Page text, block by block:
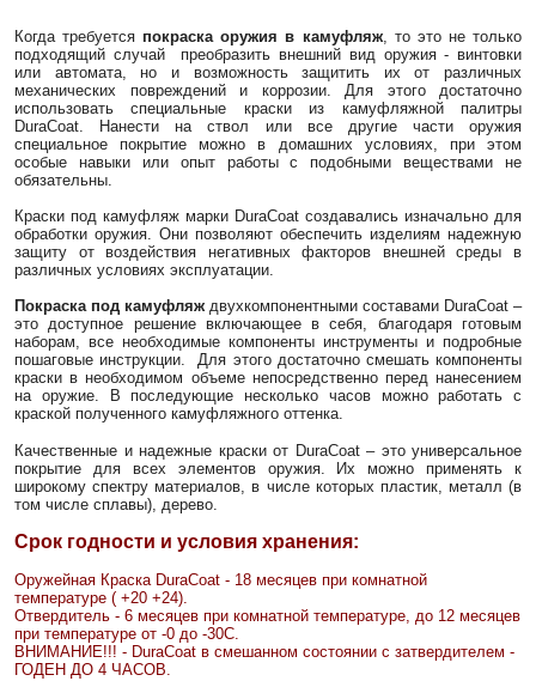
Когда требуется покраска оружия в камуфляж, то это не только
подходящий случай преобразить внешний вид оружия - винтовки
или автомата, но и возможность защитить их от различных
механических повреждений и коррозии. Для этого достаточно
использовать специальные краски из камуфляжной палитры
DuraCoat. Нанести на ствол или все другие части оружия
специальное покрытие можно в домашних условиях, при этом
особые навыки или опыт работы с подобными веществами не
обязательны.
Краски под камуфляж марки DuraCoat создавались изначально для
обработки оружия. Они позволяют обеспечить изделиям надежную
защиту от воздействия негативных факторов внешней среды в
различных условиях эксплуатации.
Покраска под камуфляж двухкомпонентными составами DuraCoat –
это доступное решение включающее в себя, благодаря готовым
наборам, все необходимые компоненты инструменты и подробные
пошаговые инструкции. Для этого достаточно смешать компоненты
краски в необходимом объеме непосредственно перед нанесением
на оружие. В последующие несколько часов можно работать с
краской полученного камуфляжного оттенка.
Качественные и надежные краски от DuraCoat – это универсальное
покрытие для всех элементов оружия. Их можно применять к
широкому спектру материалов, в числе которых пластик, металл (в
том числе сплавы), дерево.
Срок годности и условия хранения:
Оружейная Краска DuraCoat - 18 месяцев при комнатной
температуре ( +20 +24).
Отвердитель - 6 месяцев при комнатной температуре, до 12 месяцев
при температуре от -0 до -30С.
ВНИМАНИЕ!!! - DuraCoat в смешанном состоянии с затвердителем -
ГОДЕН ДО 4 ЧАСОВ.